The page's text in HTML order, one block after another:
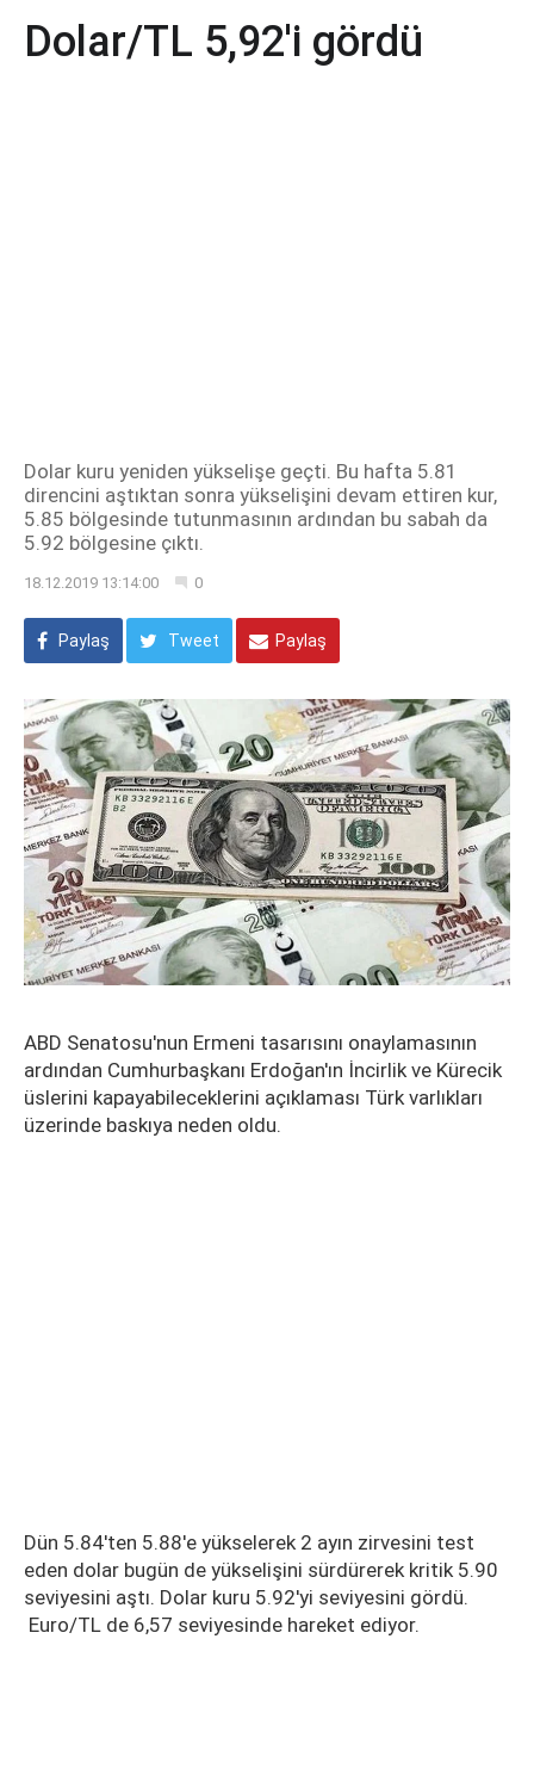
Dolar/TL 5,92'i gördü
Dolar kuru yeniden yükselişe geçti. Bu hafta 5.81
direncini aştıktan sonra yükselişini devam ettiren kur,
5.85 bölgesinde tutunmasının ardından bu sabah da
5.92 bölgesine çıktı.
18.12.2019 13:14:00 0
Paylaş Tweet Paylaş
ABD Senatosu'nun Ermeni tasarısını onaylamasının
ardından Cumhurbaşkanı Erdoğan'ın İncirlik ve Kürecik
üslerini kapayabileceklerini açıklaması Türk varlıkları
üzerinde baskıya neden oldu.
Dün 5.84'ten 5.88'e yükselerek 2 ayın zirvesini test
eden dolar bugün de yükselişini sürdürerek kritik 5.90
seviyesini aştı. Dolar kuru 5.92'yi seviyesini gördü.
Euro/TL de 6,57 seviyesinde hareket ediyor.